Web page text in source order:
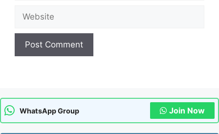
WhatsApp Group Join Now